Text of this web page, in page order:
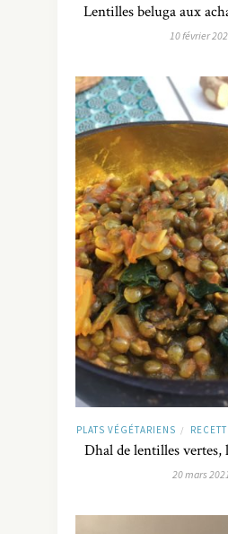
Lentilles beluga aux
10 février
PLATS VÉGÉTARIENS /
Dhal de lentilles vertes,
20 mars